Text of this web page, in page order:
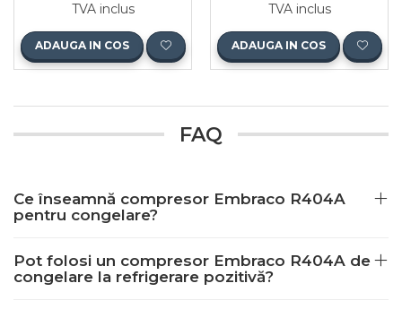
TVA inclus
ADAUGA IN COS
TVA inclus
ADAUGA IN COS
FAQ
Ce înseamnă compresor Embraco R404A
pentru congelare?
Pot folosi un compresor Embraco R404A de
congelare la refrigerare pozitivă?